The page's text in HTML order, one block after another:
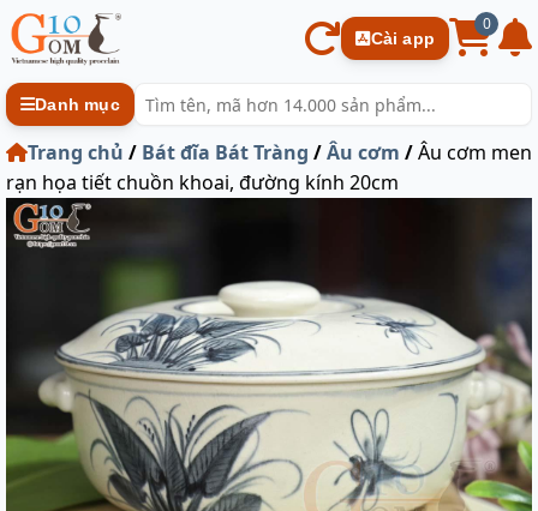
Cài app
0
Danh mục
Trang chủ / Bát đĩa Bát Tràng /Âu cơm /Âu cơm men
rạn họa tiết chuồn khoai, đường kính 20cm